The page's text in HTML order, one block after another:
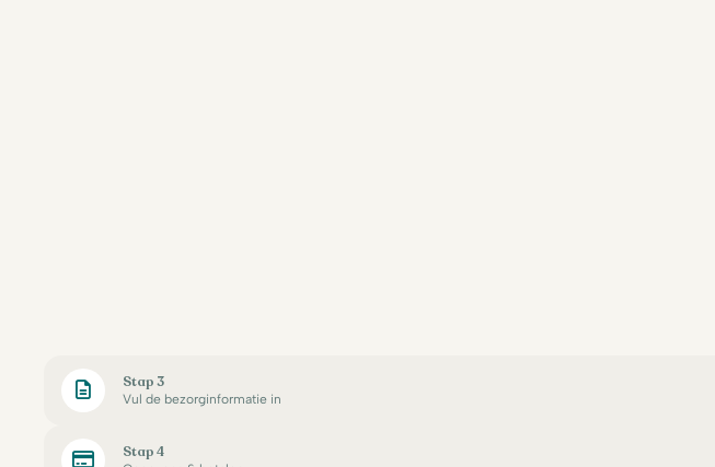
Stap 3
Vul de bezorginformatie in
Stap 4